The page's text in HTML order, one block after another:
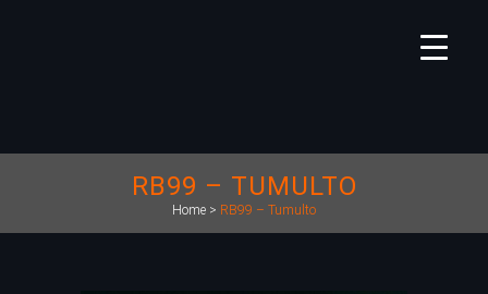
RB99 – TUMULTO
Home > RB99 – Tumulto